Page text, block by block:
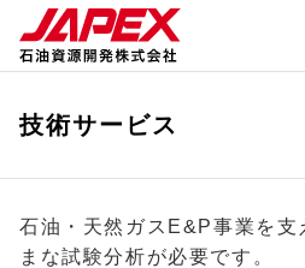
技術サービス
石油・天然ガスE&P事業を支
まな試験分析が必要です。